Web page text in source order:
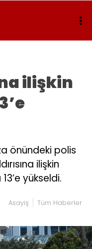
ilişkin
önündeki polis
ilişkin
yükseldi.
Asayiş Tüm Haberler